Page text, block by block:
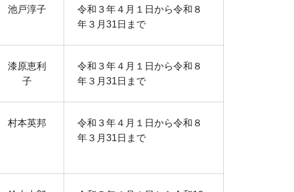
池戸淳子
令和３年４月１日から令和８
年３月31日まで
漆原恵利
子
令和３年４月１日から令和８
年３月31日まで
村本英邦
令和３年４月１日から令和８
年３月31日まで